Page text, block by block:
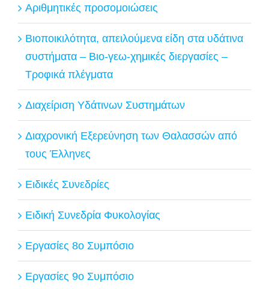
Αριθμητικές προσομοιώσεις
Βιοποικιλότητα, απειλούμενα είδη στα υδάτινα
συστήματα – Βιο-γεω-χημικές διεργασίες –
Τροφικά πλέγματα
Διαχείριση Υδάτινων Συστημάτων
Διαχρονική Εξερεύνηση των Θαλασσών από
τους Έλληνες
Ειδικές Συνεδρίες
Ειδική Συνεδρία Φυκολογίας
Εργασίες 8ο Συμπόσιο
Εργασίες 9ο Συμπόσιο